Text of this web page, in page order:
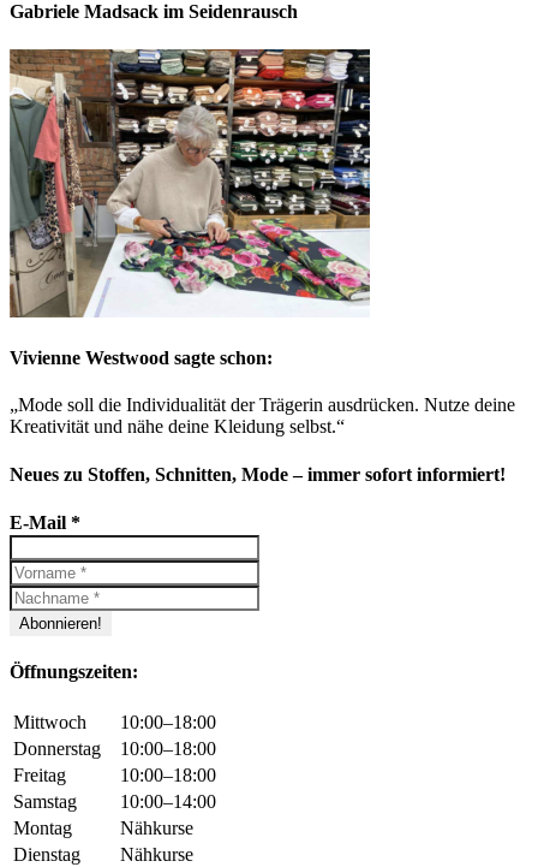
Gabriele Madsack im Seidenrausch
Vivienne Westwood sagte schon:
„Mode soll die Individualität der Trägerin ausdrücken. Nutze deine
Kreativität und nähe deine Kleidung selbst.“
Neues zu Stoffen, Schnitten, Mode – immer sofort informiert!
E-Mail *
Öffnungszeiten:
Mittwoch
10:00–18:00
Donnerstag
10:00–18:00
Freitag
10:00–18:00
Samstag
10:00–14:00
Montag
Nähkurse
Dienstag
Nähkurse